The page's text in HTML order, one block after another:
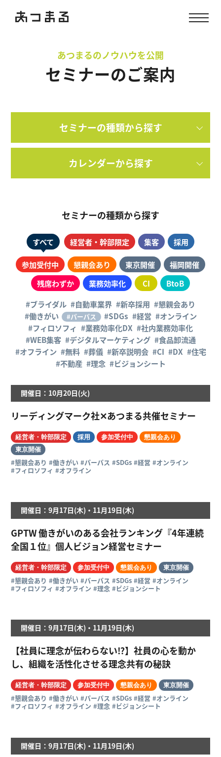
あつまるのノウハウを公開
セミナーのご案内
セミナーの種類から探す
カレンダーから探す
セミナーの種類から探す
すべて 経営者・幹部限定 集客 採用
参加受付中 懇親会あり 東京開催
福岡開催
残席わずか
業務効率化 CI
BtoB
#ブライダル #自動車業界 #新卒採用 #懇親会あり
#働きがい
#パーパス #SDGs #経営 #オンライン
#フィロソフィ #業務効率化DX #社内業務効率化
#WEB集客 #デジタルマーケティング #食品卸流通
#オフライン #無料 #葬儀 #新卒説明会 #CI #DX #住宅
#不動産 #理念 #ビジョンシート
開催日：10月20日(火)
リーディングマーク社✕あつまる共催セミナー
経営者・幹部限定 採用 参加受付中
懇親会あり
東京開催
#懇親会あり #働きがい #パーパス #SDGs #経営 #オンライン
#フィロソフィ #オフライン
開催日：9月17日(木)・11月19日(木)
GPTW 働きがいのある会社ランキング『4年連続
全国１位』個人ビジョン経営セミナー
経営者・幹部限定 参加受付中 懇親会あり 東京開催
#懇親会あり #働きがい #パーパス #SDGs #経営 #オンライン
#フィロソフィ #オフライン #理念 #ビジョンシート
開催日：9月17日(木)・11月19日(木)
【社員に理念が伝わらない⁉】社員の心を動か
し、組織を活性化させる理念共有の秘訣
経営者・幹部限定 参加受付中 懇親会あり 東京開催
#懇親会あり #働きがい #パーパス #SDGs #経営 #オンライン
#フィロソフィ #オフライン #理念 #ビジョンシート
開催日：9月17日(木)・11月19日(木)